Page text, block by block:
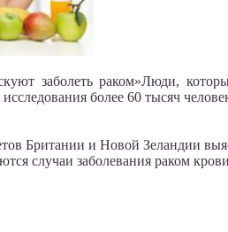
заболеть раком»Люди,
более 60 тысяч
Британии и Новой Зеландии
случаи заболевания раком